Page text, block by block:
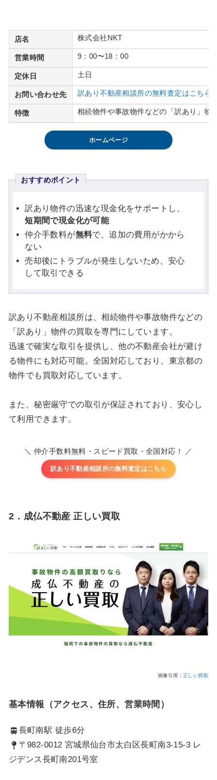
店名 株式会社NKT
営業時間 9：00〜18：00
定休日 土日
お問い合わせ先 訳あり不動産相談所の無料査定はこちら
特徴 相続物件や事故物件などの「訳あり」物
ホームページ
おすすめポイント
訳あり物件の迅速な現金化をサポートし、
短期間で現金化が可能
仲介手数料が無料で、追加の費用がかから
ない
売却後にトラブルが発生しないため、安心
して取引できる
訳あり不動産相談所は、相続物件や事故物件などの
「訳あり」物件の買取を専門にしています。
迅速で確実な取引を提供し、他の不動産会社が避け
る物件にも対応可能。全国対応しており、東京都の
物件でも買取対応しています。
また、秘密厳守での取引が保証されており、安心し
て利用できます。
＼ 仲介手数料無料・スピード買取・全国対応！ ／
訳あり不動産相談所の無料査定はこちら
2．成仏不動産 正しい買取
画像引用：正しい買取
基本情報（アクセス、住所、営業時間）
長町南駅 徒歩6分
〒982-0012 宮城県仙台市太白区長町南3-15-3 レ
ジデンス長町南201号室